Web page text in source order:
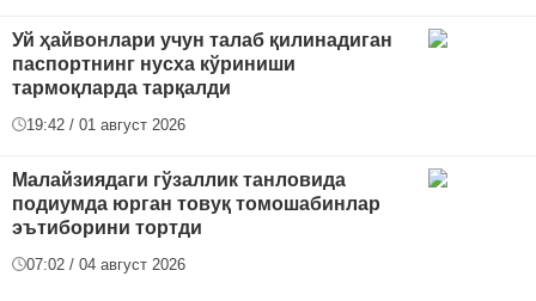
Уй ҳайвонлари учун талаб қилинадиган
паспортнинг нусха кўриниши
тармоқларда тарқалди
19:42 / 01 август 2026
Малайзиядаги гўзаллик танловида
подиумда юрган товуқ томошабинлар
эътиборини тортди
07:02 / 04 август 2026